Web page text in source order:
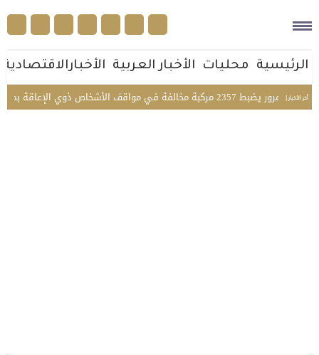
الرئيسية محليات الأخبار العربية الأخبارالاقتصادية
أخر الأخبار |
مركبة مخالفة في مواقف الأشخاص ذوي الإعاقة بمختلف مناطق المملكة